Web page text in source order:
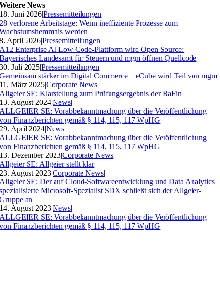
Weitere News
18. Juni 2026|Pressemitteilungen|
28 verlorene Arbeitstage: Wenn ineffiziente Prozesse zum
Wachstumshemmnis werden
8. April 2026|Pressemitteilungen|
A12 Enterprise AI Low Code-Plattform wird Open Source:
Bayerisches Landesamt für Steuern und mgm öffnen Quellcode
30. Juli 2025|Pressemitteilungen|
Gemeinsam stärker im Digital Commerce – eCube wird Teil von mgm
11. März 2025|Corporate News|
Allgeier SE: Klarstellung zum Prüfungsergebnis der BaFin
13. August 2024|News|
ALLGEIER SE: Vorabbekanntmachung über die Veröffentlichung
von Finanzberichten gemäß § 114, 115, 117 WpHG
29. April 2024|News|
ALLGEIER SE: Vorabbekanntmachung über die Veröffentlichung
von Finanzberichten gemäß § 114, 115, 117 WpHG
13. Dezember 2023|Corporate News|
Allgeier SE: Allgeier stellt klar
23. August 2023|Corporate News|
Allgeier SE: Der auf Cloud-Softwareentwicklung und Data Analytics
spezialisierte Microsoft-Spezialist SDX schließt sich der Allgeier-
Gruppe an
14. August 2023|News|
ALLGEIER SE: Vorabbekanntmachung über die Veröffentlichung
von Finanzberichten gemäß § 114, 115, 117 WpHG